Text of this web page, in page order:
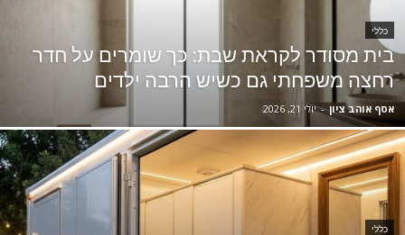
כללי
בית מסודר לקראת שבת: כך שומרים על חדר
רחצה משפחתי גם כשיש הרבה ילדים
אסף אוהב ציון - יולי 21, 2026
כללי